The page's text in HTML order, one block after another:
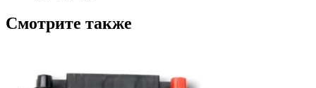
Смотрите также